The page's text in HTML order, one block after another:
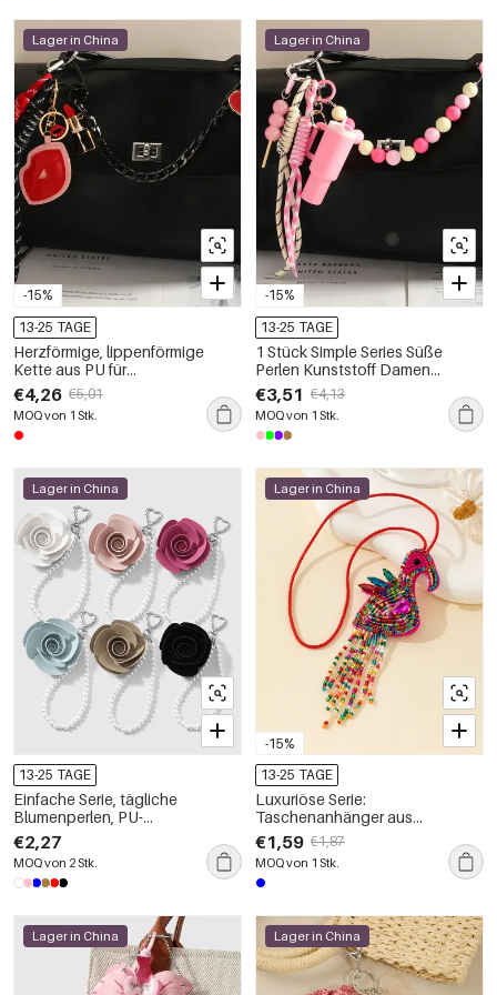
-15%
Lager in China
13-25 TAGE
Herzförmige, lippenförmige
Kette aus PU für
Damentaschenanhänger
€4,26 €5,01
MOQ von 1 Stk.
-15%
Lager in China
13-25 TAGE
1 Stück Simple Series Süße
Perlen Kunststoff Damen
Taschenanhänger
€3,51 €4,13
MOQ von 1 Stk.
Lager in China
13-25 TAGE
Einfache Serie, tägliche
Blumenperlen, PU-
Taschenanhänger
€2,27
MOQ von 2 Stk.
-15%
Lager in China
13-25 TAGE
Luxuriöse Serie:
Taschenanhänger aus
gewebtem Seil mit natürlichen
Tierquastenperlen
€1,59 €1,87
MOQ von 1 Stk.
Lager in China Lager in China